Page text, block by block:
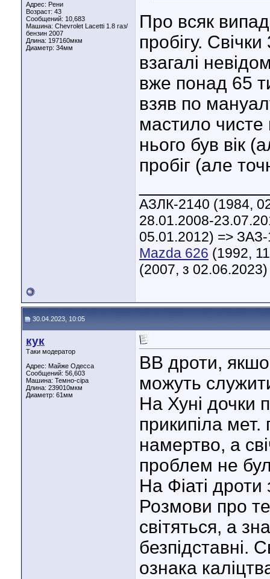
Адрес: Рени
Возраст: 43
Сообщений: 10,683
Машина: Chevrolet Lacetti 1.8 газ/
бензин 2007
Длина: 197160мкм
Диаметр: 34мм
Про всяк
пробігу.
взагалі
вже понад 65
взяв по
мастило чисте
нього був вік
пробіг (але
АЗЛК-2140 (1984,
28.01.2008-
05.01.2012) =>
Mazda 626 (1992,
(2007, з 02.06.2023)
30.04.2023, 10:05
кук
Таки модератор
Адрес: Майже Одесса
Сообщений: 56,603
Машина: Темно-сіра
Длина: 239010мкм
Диаметр: 61мм
ВВ дроти,
можуть
На Хуні дочки
прикипіла мет.
намертво, а
проблем не
На Фіаті дроти
Розмови про
світяться, а
безпідставні.
ознака